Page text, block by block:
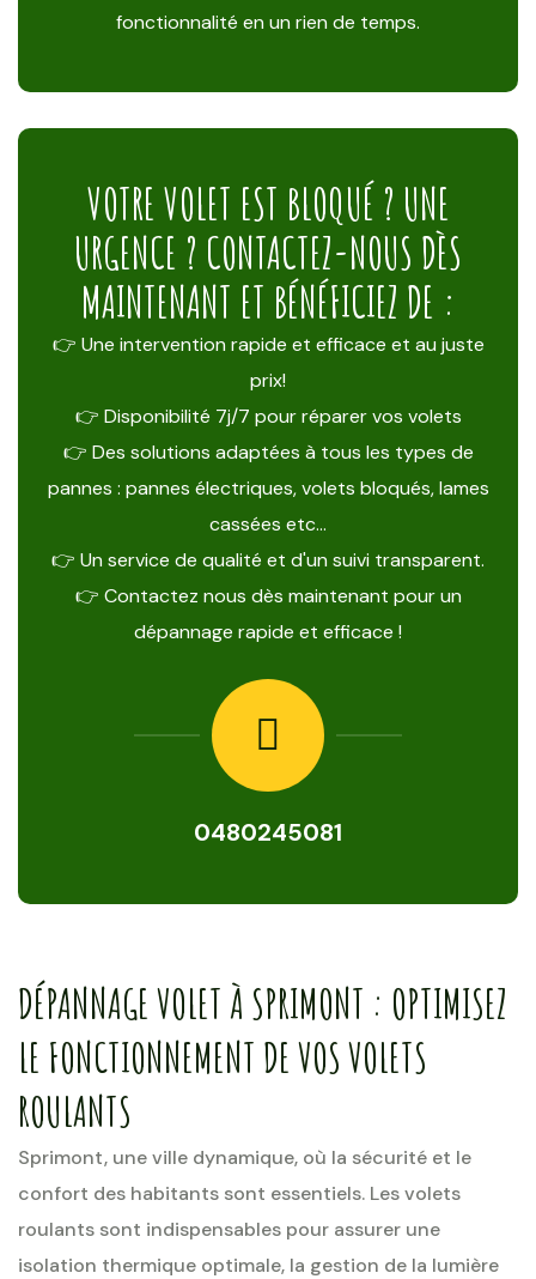
fonctionnalité en un rien de temps.
VOTRE VOLET EST BLOQUÉ ? UNE
URGENCE ? CONTACTEZ-NOUS DÈS
MAINTENANT ET BÉNÉFICIEZ DE :
👉 Une intervention rapide et efficace et au juste
prix!
👉 Disponibilité 7j/7 pour réparer vos volets
👉 Des solutions adaptées à tous les types de
pannes : pannes électriques, volets bloqués, lames
cassées etc…
👉 Un service de qualité et d'un suivi transparent.
👉 Contactez nous dès maintenant pour un
dépannage rapide et efficace !
0480245081
DÉPANNAGE VOLET À SPRIMONT : OPTIMISEZ
LE FONCTIONNEMENT DE VOS VOLETS
ROULANTS
Sprimont, une ville dynamique, où la sécurité et le
confort des habitants sont essentiels. Les volets
roulants sont indispensables pour assurer une
isolation thermique optimale, la gestion de la lumière